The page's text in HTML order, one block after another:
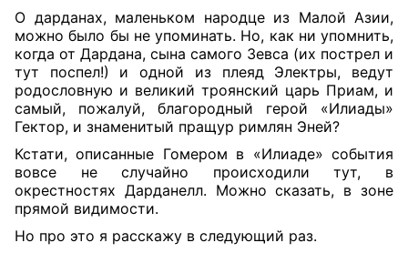
О дарданах, маленьком народце из Малой Азии,
можно было бы не упоминать. Но, как ни упомнить,
когда от Дардана, сына самого Зевса (их пострел и
тут поспел!) и одной из плеяд Электры, ведут
родословную и великий троянский царь Приам, и
самый, пожалуй, благородный герой «Илиады»
Гектор, и знаменитый пращур римлян Эней?
Кстати, описанные Гомером в «Илиаде» события
вовсе не случайно происходили тут, в
окрестностях Дарданелл. Можно сказать, в зоне
прямой видимости.
Но про это я расскажу в следующий раз.